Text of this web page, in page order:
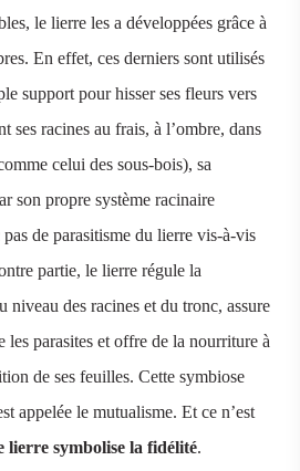
le lierre les a développées grâce à
En effet, ces derniers sont utilisés
support pour hisser ses fleurs vers
ses racines au frais, à l’ombre, dans
celui des sous-bois), sa
son propre système racinaire
de parasitisme du lierre vis-à-vis
partie, le lierre régule la
niveau des racines et du tronc, assure
les parasites et offre de la nourriture à
de ses feuilles. Cette symbiose
appelée le mutualisme. Et ce n’est
lierre symbolise la fidélité.